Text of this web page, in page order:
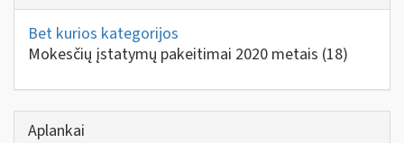
Bet kurios kategorijos
Mokesčių įstatymų pakeitimai 2020 metais (18)
Aplankai